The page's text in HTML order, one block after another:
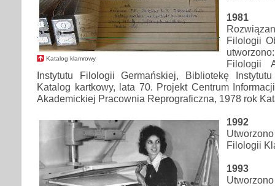
Katalog klamrowy
1981
Filologii
Filologii
Instytutu Filologii Germańskiej, Bibliotekę
Katalog kartkowy, lata 70. Projekt Centrum
Akademickiej Pracownia Reprograficzna, 1978 rok
1992
Filologii
1993